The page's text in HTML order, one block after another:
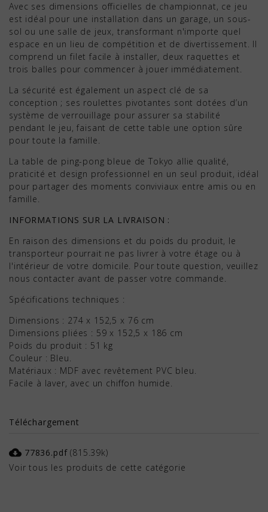
Avec ses dimensions officielles de championnat, ce jeu
est idéal pour une installation dans un garage, un sous-
sol ou une salle de jeux, transformant n'importe quel
espace en un lieu de compétition et de divertissement. Il
comprend un filet facile à installer, deux raquettes et
trois balles pour commencer à jouer immédiatement.
La sécurité est également un aspect clé de sa
conception ; ses roulettes pivotantes sont dotées d’un
système de verrouillage pour assurer sa stabilité
pendant le jeu, faisant de cette table une option sûre
pour toute la famille.
La table de ping-pong bleue de Tokyo allie qualité,
praticité et design professionnel en un seul produit, idéal
pour partager des moments conviviaux entre amis ou en
famille.
INFORMATIONS SUR LA LIVRAISON :
En raison des dimensions et du poids du produit, le
transporteur pourrait ne pas livrer à votre étage ou à
l'intérieur de votre domicile. Pour toute question, veuillez
nous contacter avant de passer votre commande.
Spécifications techniques :
Dimensions : 274 x 152,5 x 76 cm
Dimensions pliées : 59 x 152,5 x 186 cm
Poids du produit : 51 kg
Couleur : Bleu.
Matériaux : MDF avec revêtement PVC bleu.
Facile à laver, avec un chiffon humide.
Téléchargement
cloud_download 77836.pdf (815.39k)
Voir tous les produits de cette catégorie